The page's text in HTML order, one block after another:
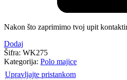
Nakon što zaprimimo tvoj upit
Dodaj
Šifra: WK275
Kategorija: Polo majice
Upravljajte pristankom